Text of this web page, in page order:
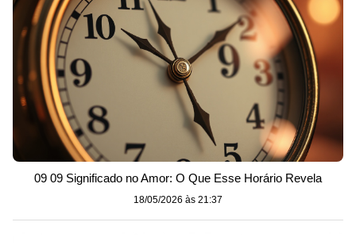
09 09 Significado no Amor: O Que Esse Horário Revela
18/05/2026 às 21:37